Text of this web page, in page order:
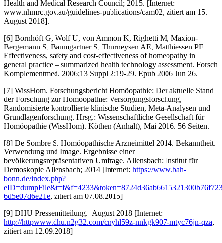
Health and Medical Research Council; 2015. [Internet:
www.nhmrc.gov.au/guidelines-publications/cam02, zitiert am 15.
August 2018].
[6] Bornhöft G, Wolf U, von Ammon K, Righetti M, Maxion-
Bergemann S, Baumgartner S, Thurneysen AE, Matthiessen PF.
Effectiveness, safety and cost-effectiveness of homeopathy in
general practice – summarized health technology assessment. Forsch
Komplementmed. 2006;13 Suppl 2:19-29. Epub 2006 Jun 26.
[7] WissHom. Forschungsbericht Homöopathie: Der aktuelle Stand
der Forschung zur Homöopathie: Versorgungsforschung,
Randomisierte kontrollierte klinische Studien, Meta-Analysen und
Grundlagenforschung. Hrsg.: Wissenschaftliche Gesellschaft für
Homöopathie (WissHom). Köthen (Anhalt), Mai 2016. 56 Seiten.
[8] De Sombre S. Homöopathische Arzneimittel 2014. Bekanntheit,
Verwendung und Image. Ergebnisse einer
bevölkerungsrepräsentativen Umfrage. Allensbach: Institut für
Demoskopie Allensbach; 2014 [Internet: https://www.bah-
bonn.de/index.php?
6d5e07d6e21e, zitiert am 07.08.2015]
[9] DHU Pressemitteilung. August 2018 [Internet:
http://httpwww.dhu.n2g32.com/cnyhl59z-nnkgk907-mtyc76jn-qza,
zitiert am 12.09.2018]